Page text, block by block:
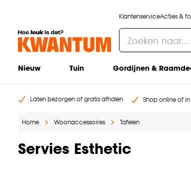
KlantenserviceActies &
Nieuw Tuin Gordijnen &
Laten bezorgen of gratis afhalen Shop online of
Home Woonaccessoires Tafelen
Servies Esthetic